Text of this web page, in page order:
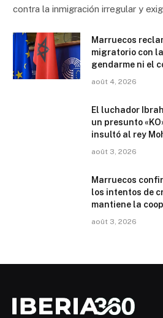
contra la inmigración irregular y
Marruecos
migratorio con la
gendarme ni el
août 4, 2026
El luchador
un presunto
insultó al rey
août 3, 2026
Marruecos
los intentos de
mantiene la
août 3, 2026